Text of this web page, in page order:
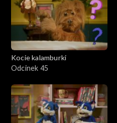
Kocie kalamburki
Odcinek 45